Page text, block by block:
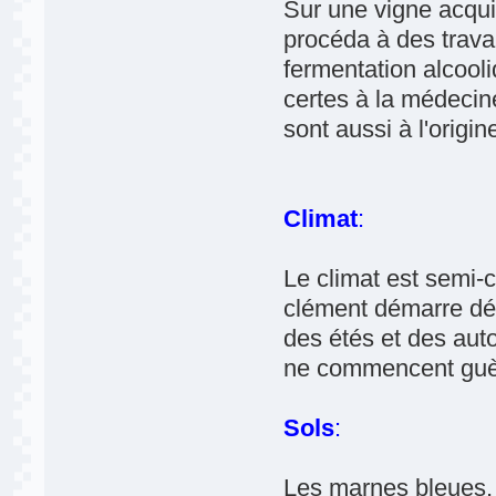
Sur une vigne
procéda à des
fermentation
certes à la
sont aussi à
Climat:
Le climat est semi-
clément démarre
des étés et des
ne commencent
Sols:
Les marnes